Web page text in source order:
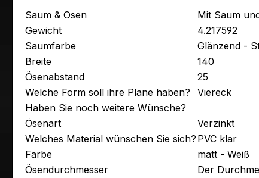
Saum & Ösen
Mit Saum
Gewicht
4.217592
Saumfarbe
Glänzend -
Breite
140
Ösenabstand
25
Welche Form soll ihre Plane haben?
Viereck
Haben Sie noch weitere Wünsche?
Ösenart
Verzinkt
Welches Material wünschen Sie sich? PVC klar
Farbe
matt - Weiß
Ösendurchmesser
Der